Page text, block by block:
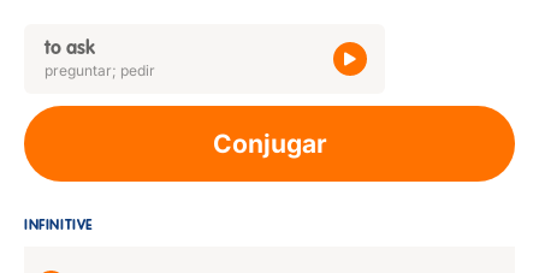
to ask
preguntar; pedir
Conjugar
INFINITIVE